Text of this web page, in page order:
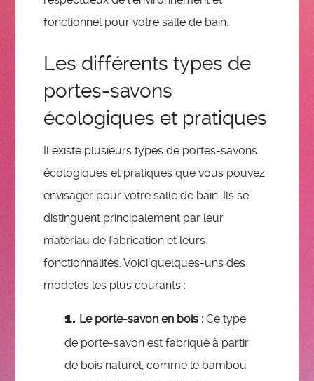
fonctionnel pour votre salle de bain.
Les différents types de
portes-savons
écologiques et pratiques
Il existe plusieurs types de portes-savons
écologiques et pratiques que vous pouvez
envisager pour votre salle de bain. Ils se
distinguent principalement par leur
matériau de fabrication et leurs
fonctionnalités. Voici quelques-uns des
modèles les plus courants :
Le porte-savon en bois :Ce type
de porte-savon est fabriqué à partir
de bois naturel, comme le bambou